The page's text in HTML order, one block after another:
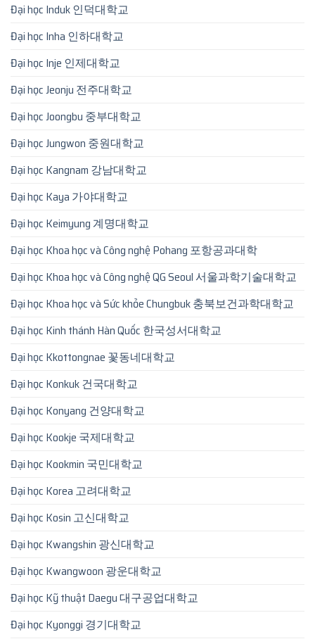
Đại học Induk 인덕대학교
Đại học Inha 인하대학교
Đại học Inje 인제대학교
Đại học Jeonju 전주대학교
Đại học Joongbu 중부대학교
Đại học Jungwon 중원대학교
Đại học Kangnam 강남대학교
Đại học Kaya 가야대학교
Đại học Keimyung 계명대학교
Đại học Khoa học và Công nghệ Pohang 포항공과대학
Đại học Khoa học và Công nghệ QG Seoul 서울과학기술대학교
Đại học Khoa học và Sức khỏe Chungbuk 충북보건과학대학교
Đại học Kinh thánh Hàn Quốc 한국성서대학교
Đại học Kkottongnae 꽃동네대학교
Đại học Konkuk 건국대학교
Đại học Konyang 건양대학교
Đại học Kookje 국제대학교
Đại học Kookmin 국민대학교
Đại học Korea 고려대학교
Đại học Kosin 고신대학교
Đại học Kwangshin 광신대학교
Đại học Kwangwoon 광운대학교
Đại học Kỹ thuật Daegu 대구공업대학교
Đại học Kyonggi 경기대학교